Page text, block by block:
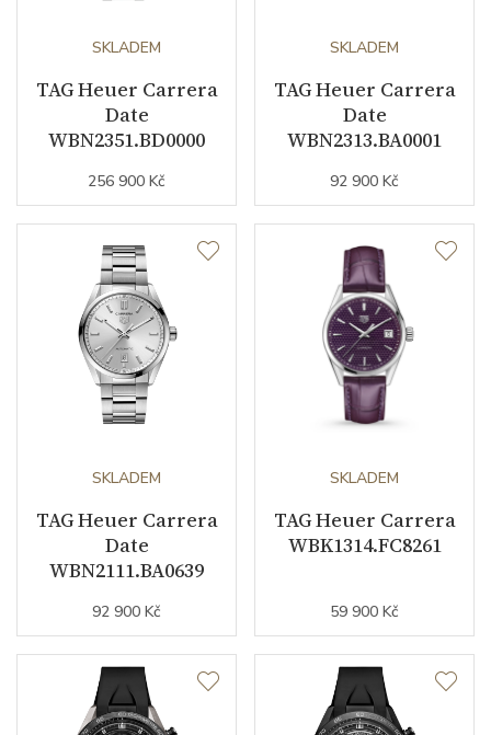
Datumovka ANO
Sekundová ručka ANO
Chronograf
Barva číselníku
Indexy číselníku
Materiál řemínku telecí kůže
Barva řemínku
Doplňující údaje
Záruční doba
nepodnikatelé (měsíců)
SKLADEM
TAG Heuer Carrera
Date
WBN2351.BD0000
256 900 Kč
SKLADEM
TAG Heuer Carrera
Date
WBN2313.BA0001
92 900 Kč
SKLADEM
TAG Heuer Carrera
Date
WBN2111.BA0639
92 900 Kč
SKLADEM
TAG Heuer Carrera
WBK1314.FC8261
59 900 Kč